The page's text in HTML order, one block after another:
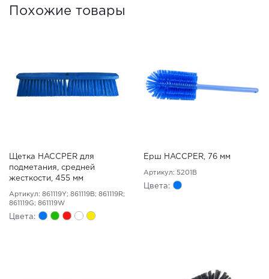
Похожие товары
Щетка HACCPER для
подметания, средней
жесткости, 455 мм
Артикул: 861119Y; 861119B; 861119R;
861119G; 861119W
Цвета:
Ерш HACCPER, 76 мм
Артикул: 5201B
Цвета: